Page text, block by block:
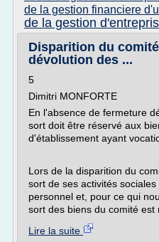
de la gestion financiere
de la gestion
Disparition du
dévolution des ...
5
Dimitri MONFORTE
En l'absence de fermeture
sort doit être réservé aux
d'établissement ayant
Lors de la disparition du
sort de ses activités
personnel et, pour ce qui
sort des biens du comité est
Lire la suite